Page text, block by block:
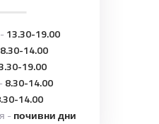
13.30-19.00
8.30-14.00
19.00
8.30-14.00
14.00
- почивни дни